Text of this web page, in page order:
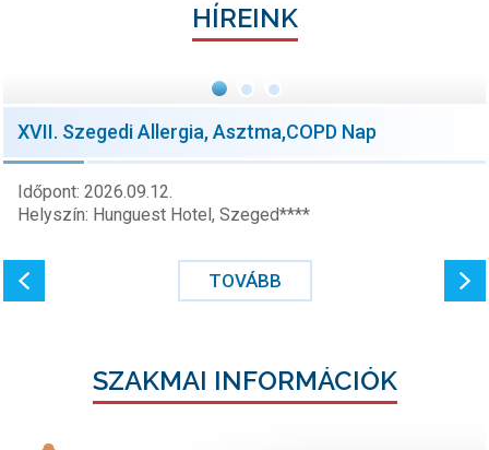
HÍREINK
XVII. Szegedi Allergia, Asztma,COPD Nap
Időpont: 2026.09.12.
Helyszín: Hunguest Hotel, Szeged****
TOVÁBB
SZAKMAI INFORMÁCIÓK